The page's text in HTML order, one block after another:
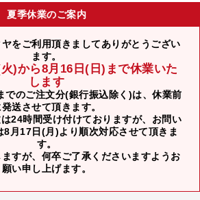
夏季休業のご案内
をご利用頂きましてありがとうござい
ます。
)から8月16日(日)まで休業いた
します
でのご注文分(銀行振込除く)は、休業前
発送させて頂きます。
24時間受け付けておりますが、お問い
8月17日(月)より順次対応させて頂きま
す。
すが、何卒ご了承くださいますようお
願い申し上げます。
日年末年始休業のお知らせ
プラスチック製ハンガー、及び木製ハンガーKシリーズ 価格改定のお知らせ